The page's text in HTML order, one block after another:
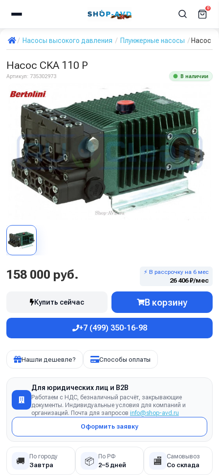
0
Насосы высокого давления Плунжерные насосы Насос
Насос CKA 110 P
Артикул: 735302973 В наличии
158 000 руб. ⚡ В рассрочку на 6 мес
26 406 ₽/мес
Купить сейчас В корзину
+7 (499) 350-16-98
Нашли дешевле? Способы оплаты
Для юридических лиц и B2B
Работаем с НДС, безналичный расчёт, закрывающие
документы. Индивидуальные условия для компаний и
организаций. Почта для запросов info@shop-avd.ru
Оформить заявку
🚚 По городу
Завтра 📦 По РФ
2–5 дней 🏬 Самовывоз
Со склада